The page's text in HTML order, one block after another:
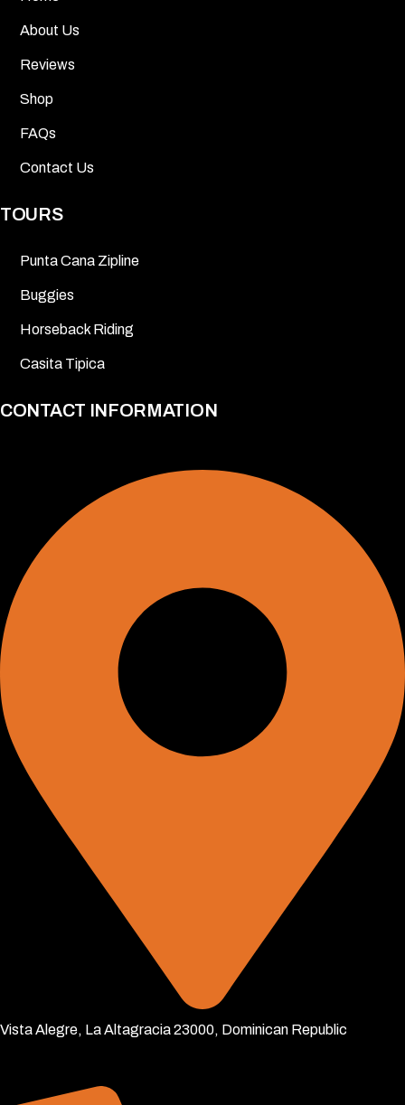
About Us
Reviews
Shop
FAQs
Contact Us
TOURS
Punta Cana Zipline
Buggies
Horseback Riding
Casita Tipica
CONTACT INFORMATION
Vista Alegre, La Altagracia 23000, Dominican Republic